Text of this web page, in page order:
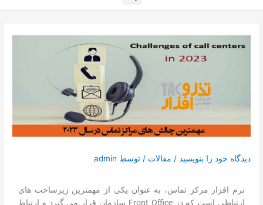
راهکارهای تذروافزار در صنایع
خدمات و پشتیبانی
دعوت به همکاری
دیدگاه‌ خود را بنویسید / مقالات / توسط admin
نرم افزار مرکز تماس، به عنوان یکی از مهمترین زیرساخت های
ارتباطی است که در Front Office سازمان قرار می گیرد و ارتباط